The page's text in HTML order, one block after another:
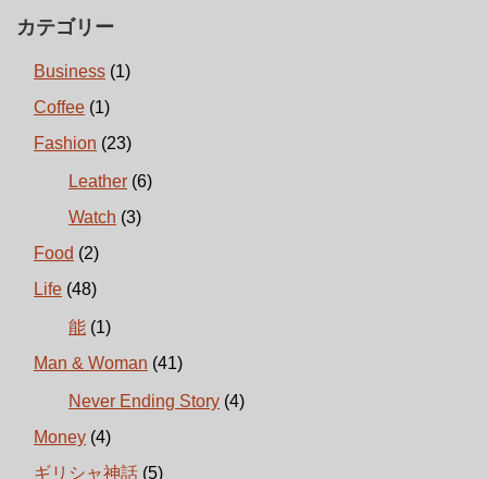
カテゴリー
Business (1)
Coffee (1)
Fashion (23)
Leather (6)
Watch (3)
Food (2)
Life (48)
能 (1)
Man & Woman (41)
Never Ending Story (4)
Money (4)
ギリシャ神話 (5)